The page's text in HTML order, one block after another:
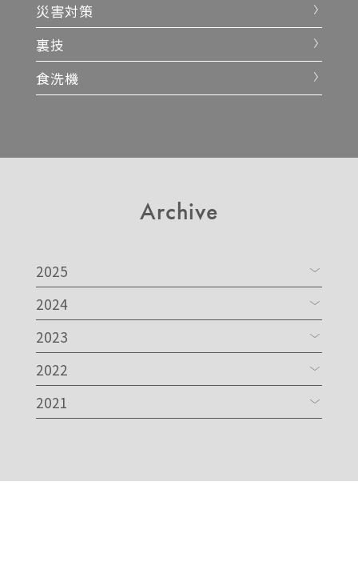
災害対策
裏技
食洗機
Archive
2025
2024
2023
2022
2021